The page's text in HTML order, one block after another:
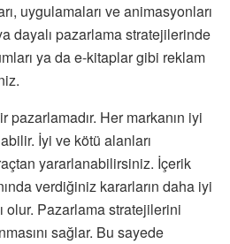
uygulamaları ve animasyonları
dayalı pazarlama stratejilerinde
ya da e-kitaplar gibi reklam
pazarlamadır. Her markanın iyi
İyi ve kötü alanları
yararlanabilirsiniz. İçerik
verdiğiniz kararların daha iyi
olur. Pazarlama stratejilerini
sağlar. Bu sayede